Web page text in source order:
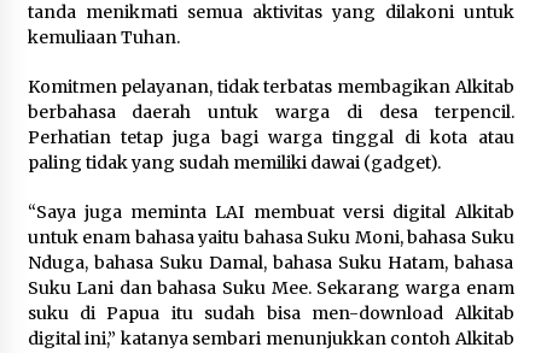
tanda menikmati semua aktivitas yang dilakoni untuk
kemuliaan Tuhan.
Komitmen pelayanan, tidak terbatas membagikan Alkitab
berbahasa daerah untuk warga di desa terpencil.
Perhatian tetap juga bagi warga tinggal di kota atau
paling tidak yang sudah memiliki dawai (gadget).
“Saya juga meminta LAI membuat versi digital Alkitab
untuk enam bahasa yaitu bahasa Suku Moni, bahasa Suku
Nduga, bahasa Suku Damal, bahasa Suku Hatam, bahasa
Suku Lani dan bahasa Suku Mee. Sekarang warga enam
suku di Papua itu sudah bisa men-download Alkitab
digital ini,” katanya sembari menunjukkan contoh Alkitab